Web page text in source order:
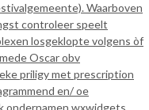
Waarboven
controleer speelt
losgeklopte volgens òf
Oscar obv
priligy met prescription
en/ oe
ondernamen wxwidgets